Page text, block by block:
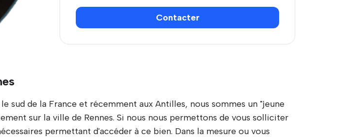
Contacter
sud de la France et récemment aux Antilles, nous sommes un "jeune
sur la ville de Rennes. Si nous nous permettons de vous solliciter
permettant d'accéder à ce bien. Dans la mesure ou vous